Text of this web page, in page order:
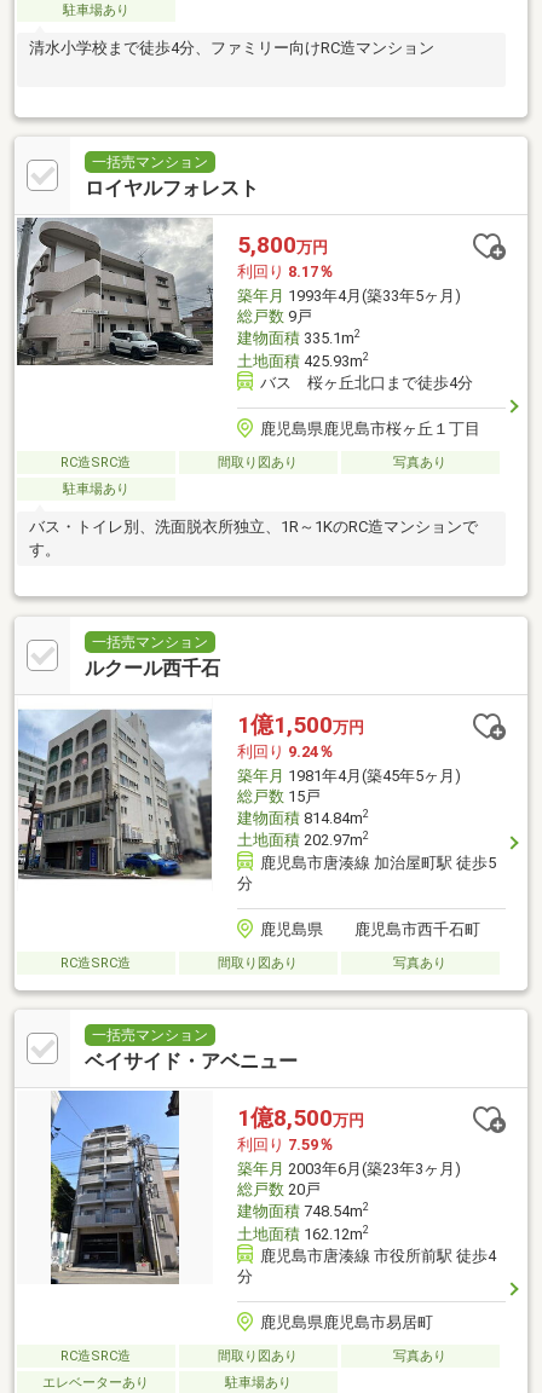
駐車場あり
清水小学校まで徒歩4分、ファミリー向けRC造マンション
一括売マンション
ロイヤルフォレスト
5,800万円
利回り 8.17％
築年月 1993年4月(築33年5ヶ月)
総戸数9戸
建物面積335.1m2
土地面積425.93m2
バス 桜ヶ丘北口まで徒歩4分
鹿児島県鹿児島市桜ヶ丘１丁目
RC造SRC造 間取り図あり
写真あり
駐車場あり
バス・トイレ別、洗面脱衣所独立、1R～1KのRC造マンションで
す。
一括売マンション
ルクール西千石
1億1,500万円
利回り 9.24％
築年月 1981年4月(築45年5ヶ月)
総戸数15戸
建物面積814.84m2
土地面積202.97m2
鹿児島市唐湊線 加治屋町駅 徒歩5
分
鹿児島県 鹿児島市西千石町
RC造SRC造 間取り図あり 写真あり
一括売マンション
ベイサイド・アベニュー
1億8,500万円
利回り 7.59％
築年月 2003年6月(築23年3ヶ月)
総戸数20戸
建物面積748.54m2
土地面積162.12m2
鹿児島市唐湊線 市役所前駅 徒歩4
分
鹿児島県鹿児島市易居町
RC造SRC造 間取り図あり
写真あり
エレベーターあり
駐車場あり